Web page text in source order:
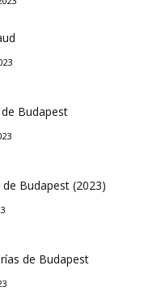
Budapest
Budapest (2023)
de Budapest